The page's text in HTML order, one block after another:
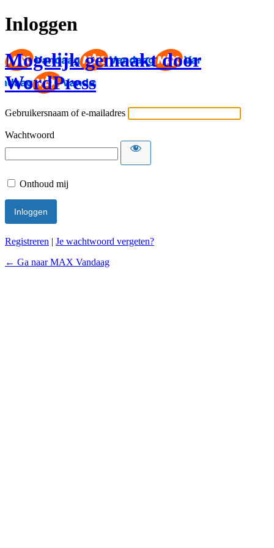
Inloggen
Mogelijk gemaakt door
WordPress
Gebruikersnaam of e-mailadres
Wachtwoord
Onthoud mij
Registreren | Je wachtwoord vergeten?
← Ga naar MAX Vandaag